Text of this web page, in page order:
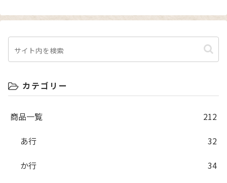
カテゴリー
商品一覧
212
あ行
32
か行
34